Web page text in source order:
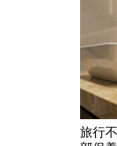
旅行